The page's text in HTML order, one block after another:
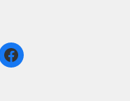
Facebook